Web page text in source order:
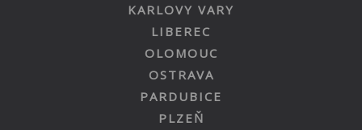
KARLOVY VARY
LIBEREC
OLOMOUC
OSTRAVA
PARDUBICE
PLZEŇ